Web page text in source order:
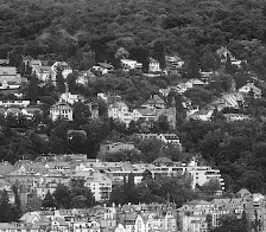
Kontakt
Pressespiegel
Impressum
Datenschutz